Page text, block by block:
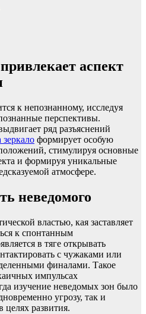
аспект
к непознанному, исследуя
перспективы.
ряд разъяснений
зеркало формирует особую
стимулируя основные
и формируя уникальные
атмосфере.
неведомого
властью, кая заставляет
к спонтанным
в тяге открывать
с чужаками или
финалами. Такое
импульсах
изучение неведомых зон было
угрозу, так и
развития.